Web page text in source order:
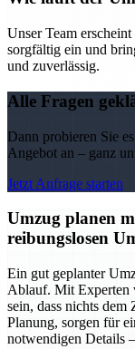
Unser Team
sorgfältig ein und
und zuverlässig.
Alle Fragen
Dann probieren Sie
Angebot an – ganz
Jetzt Anfrage starten
Umzug planen
reibungslosen
Ein gut geplanter
Ablauf. Mit Experten
sein, dass nichts
Planung, sorgen für
notwendigen Details